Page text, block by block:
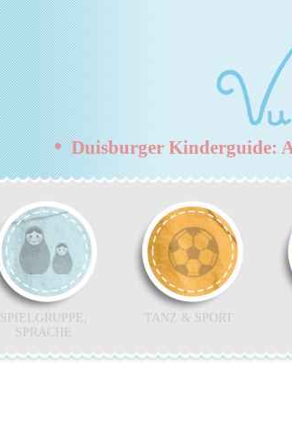
•Duisburger Kinderguide:
SPIELGRUPPE,
SPRACHE
TANZ & SPORT